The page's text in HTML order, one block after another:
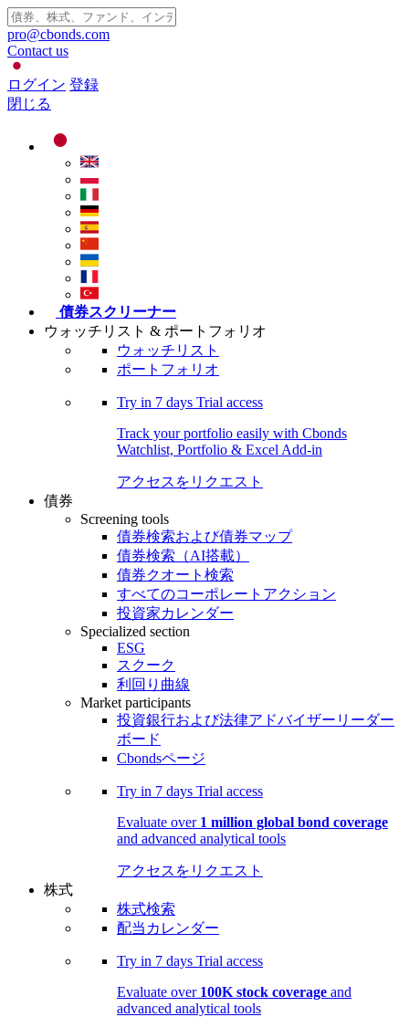
pro@cbonds.com
Contact us
ログイン 登録
閉じる
債券スクリーナー
ウォッチリスト & ポートフォリオ
ウォッチリスト
ポートフォリオ
Try in 7 days Trial access
Track your portfolio easily with Cbonds
Watchlist, Portfolio & Excel Add-in
アクセスをリクエスト
債券
Screening tools
債券検索および債券マップ
債券検索（AI搭載）
債券クオート検索
すべてのコーポレートアクション
投資家カレンダー
Specialized section
ESG
スクーク
利回り曲線
Market participants
投資銀行および法律アドバイザーリーダー
ボード
Cbondsページ
Try in 7 days Trial access
Evaluate over 1 million global bond coverage
and advanced analytical tools
アクセスをリクエスト
株式
株式検索
配当カレンダー
Try in 7 days Trial access
Evaluate over 100K stock coverage and
advanced analytical tools